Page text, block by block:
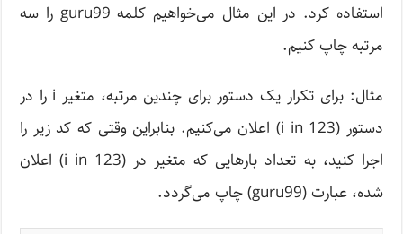
استفاده کرد. در این مثال می‌خواهیم کلمه guru99 را سه
مرتبه چاپ کنیم.
مثال: برای تکرار یک دستور برای چندین مرتبه، متغیر i را در
دستور (i in 123) اعلان می‌کنیم. بنابراین وقتی که کد زیر را
اجرا کنید، به تعداد بارهایی که متغیر در (i in 123) اعلان
شده، عبارت (guru99) چاپ می‌گردد.